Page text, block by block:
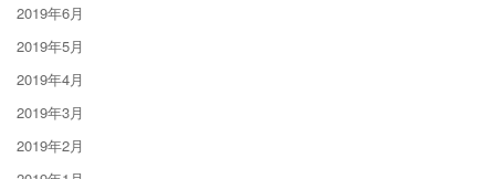
2019年6月
2019年5月
2019年4月
2019年3月
2019年2月